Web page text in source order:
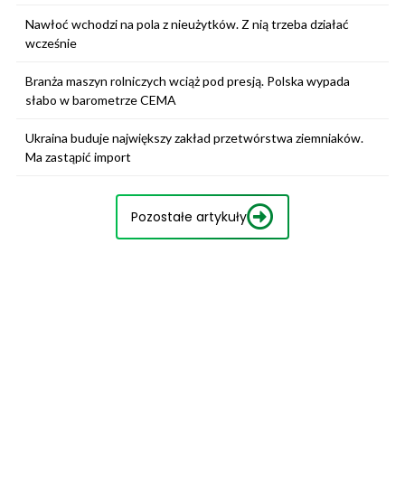
Nawłoć wchodzi na pola z nieużytków. Z nią trzeba działać
wcześnie
Branża maszyn rolniczych wciąż pod presją. Polska wypada
słabo w barometrze CEMA
Ukraina buduje największy zakład przetwórstwa ziemniaków.
Ma zastąpić import
Pozostałe artykuły